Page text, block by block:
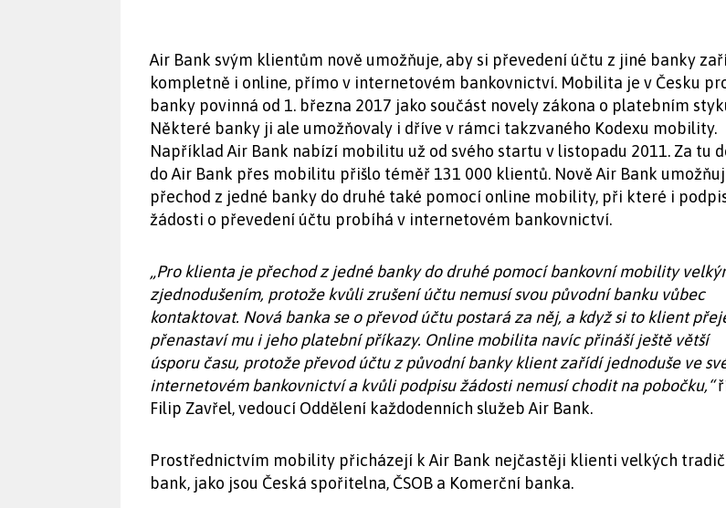
Air Bank svým klientům nově umožňuje, aby si převedení účtu z jiné banky
kompletně i online, přímo v internetovém bankovnictví. Mobilita je v Česku
banky povinná od 1. března 2017 jako součást novely zákona o platebním
Některé banky ji ale umožňovaly i dříve v rámci takzvaného Kodexu mobility.
Například Air Bank nabízí mobilitu už od svého startu v listopadu 2011. Za tu
do Air Bank přes mobilitu přišlo téměř 131 000 klientů. Nově Air Bank
přechod z jedné banky do druhé také pomocí online mobility, při které i
žádosti o převedení účtu probíhá v internetovém bankovnictví.
„Pro klienta je přechod z jedné banky do druhé pomocí bankovní mobility
zjednodušením, protože kvůli zrušení účtu nemusí svou původní banku vůbec
kontaktovat. Nová banka se o převod účtu postará za něj, a když si to klient
přenastaví mu i jeho platební příkazy. Online mobilita navíc přináší ještě větší
úsporu času, protože převod účtu z původní banky klient zařídí jednoduše ve
internetovém bankovnictví a kvůli podpisu žádosti nemusí chodit na pobočku,“
Filip Zavřel, vedoucí Oddělení každodenních služeb Air Bank.
Prostřednictvím mobility přicházejí k Air Bank nejčastěji klienti velkých
bank, jako jsou Česká spořitelna, ČSOB a Komerční banka.